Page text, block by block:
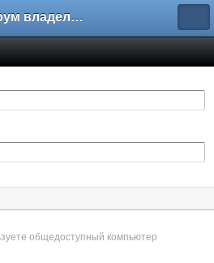
Форум владельцев интернет-магазинов
общедоступный компьютер